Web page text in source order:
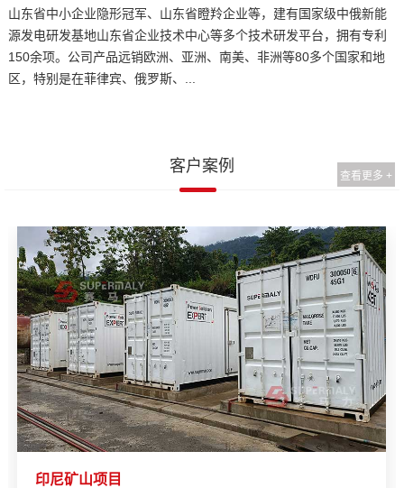
山东省中小企业隐形冠军、山东省瞪羚企业等，建有国家级中俄新能
源发电研发基地山东省企业技术中心等多个技术研发平台，拥有专利
150余项。公司产品远销欧洲、亚洲、南美、非洲等80多个国家和地
区，特别是在菲律宾、俄罗斯、...
客户案例
查看更多 +
印尼矿山项目